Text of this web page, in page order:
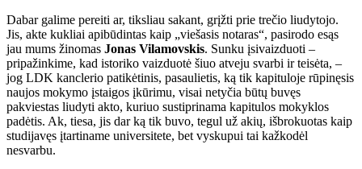
Dabar galime pereiti ar, tiksliau sakant, grįžti prie trečio liudytojo.
Jis, akte kukliai apibūdintas kaip „viešasis notaras“, pasirodo esąs
jau mums žinomas Jonas Vilamovskis. Sunku įsivaizduoti –
pripažinkime, kad istoriko vaizduotė šiuo atveju svarbi ir teisėta, –
jog LDK kanclerio patikėtinis, pasaulietis, ką tik kapituloje rūpinęsis
naujos mokymo įstaigos įkūrimu, visai netyčia būtų buvęs
pakviestas liudyti akto, kuriuo sustiprinama kapitulos mokyklos
padėtis. Ak, tiesa, jis dar ką tik buvo, tegul už akių, išbrokuotas kaip
studijavęs įtartiname universitete, bet vyskupui tai kažkodėl
nesvarbu.